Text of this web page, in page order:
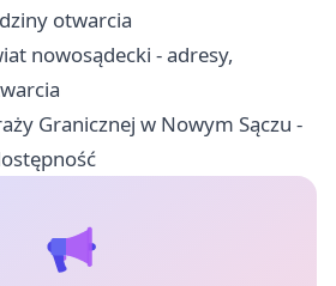
otwarcia
nowosądecki - adresy,
Granicznej w Nowym Sączu -